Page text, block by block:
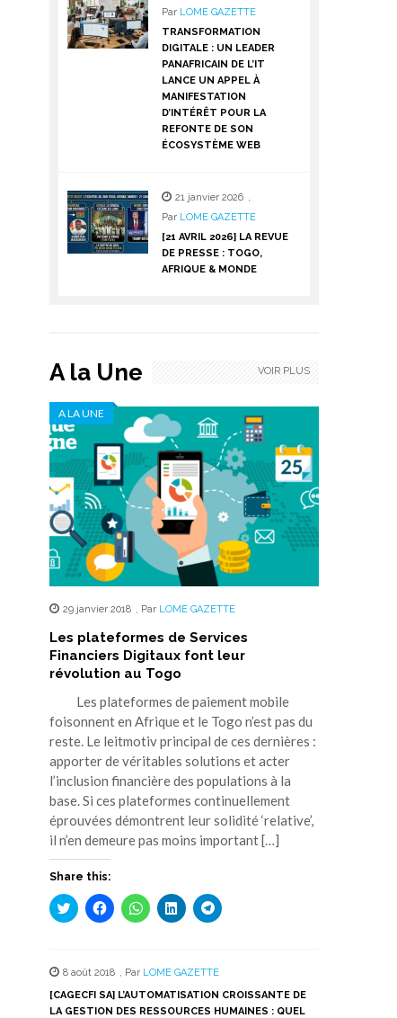
Par LOME GAZETTE
TRANSFORMATION
DIGITALE : UN LEADER
PANAFRICAIN DE L’IT
LANCE UN APPEL À
MANIFESTATION
D’INTÉRÊT POUR LA
REFONTE DE SON
ÉCOSYSTÈME WEB
21 janvier 2026 ,
Par LOME GAZETTE
[21 AVRIL 2026] LA REVUE
DE PRESSE : TOGO,
AFRIQUE & MONDE
A la Une
A LA UNE
29 janvier 2018 , Par LOME GAZETTE
Les plateformes de Services
Financiers Digitaux font leur
révolution au Togo
Les plateformes de paiement mobile
foisonnent en Afrique et le Togo n’est pas du
reste. Le leitmotiv principal de ces dernières :
apporter de véritables solutions et acter
l’inclusion financière des populations à la
base. Si ces plateformes continuellement
éprouvées démontrent leur solidité ‘relative’,
il n’en demeure pas moins important […]
Share this:
Cliquez
pour
une
nouvelle
fenêtre)
Cliquez
pour
une
nouvelle
fenêtre)
Cliquez
pour
une
nouvelle
fenêtre)
Cliquez
pour
une
nouvelle
fenêtre)
Cliquez
pour
une
nouvelle
fenêtre)
8 août 2018 , Par LOME GAZETTE
[CAGECFI SA] L’AUTOMATISATION CROISSANTE DE
LA GESTION DES RESSOURCES HUMAINES : QUEL
VOIR PLUS